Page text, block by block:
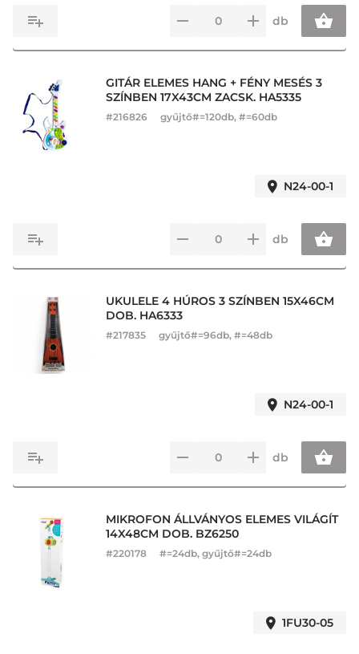
db
GITÁR ELEMES HANG + FÉNY MESÉS 3
SZÍNBEN 17X43CM ZACSK. HA5335
#216826 gyűjtő#=120db, #=60db
N24-00-1
db
UKULELE 4 HÚROS 3 SZÍNBEN 15X46CM
DOB. HA6333
#217835 gyűjtő#=96db, #=48db
N24-00-1
db
MIKROFON ÁLLVÁNYOS ELEMES VILÁGÍT
14X48CM DOB. BZ6250
#220178 #=24db, gyűjtő#=24db
1FU30-05